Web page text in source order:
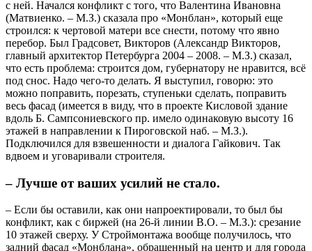
с ней. Начался конфликт с того, что Валентина Ивановна
(Матвиенко. – М.З.) сказала про «Монблан», который еще
строился: к чертовой матери все снести, потому что явно
перебор. Был Градсовет, Викторов (Александр Викторов,
главный архитектор Петербурга 2004 – 2008. – М.З.) сказал,
что есть проблема: строится дом, губернатору не нравится, всё
под снос. Надо чего-то делать. Я выступил, говорю: это
можно поправить, порезать, ступеньки сделать, поправить
весь фасад (имеется в виду, что в проекте Кисловой здание
вдоль Б. Сампсониевского пр. имело одинаковую высоту 16
этажей в направлении к Пироговской наб. – М.З.).
Подключился для взвешенности и диалога Гайкович. Так
вдвоем и уговаривали строителя.
– Лучше от ваших усилий не стало.
– Если бы оставили, как они напроектировали, то был бы
конфликт, как с биржей (на 26-й линии В.О. – М.З.): срезание
10 этажей сверху. У Строймонтажа вообще получилось, что
задний фасад «Монблана», обращенный на центр и для города